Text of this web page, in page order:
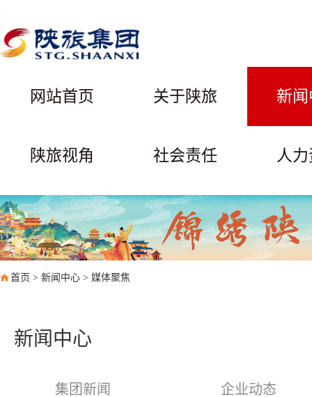
网站首页 关于陕旅 新
陕旅视角 社会责任 人
首页 > 新闻中心 > 媒体聚焦
新闻中心
集团新闻 企业动态